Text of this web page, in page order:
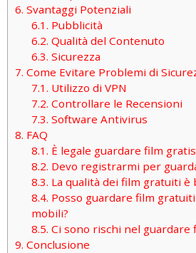
6. Svantaggi Potenziali
6.1. Pubblicità
6.2. Qualità del Contenuto
6.3. Sicurezza
7. Come Evitare Problemi di
7.1. Utilizzo di VPN
7.2. Controllare le Recensioni
7.3. Software Antivirus
8. FAQ
8.1. È legale guardare film
8.2. Devo registrarmi per
8.3. La qualità dei film gratuiti è
8.4. Posso guardare film
mobili?
8.5. Ci sono rischi nel guardare
9. Conclusione